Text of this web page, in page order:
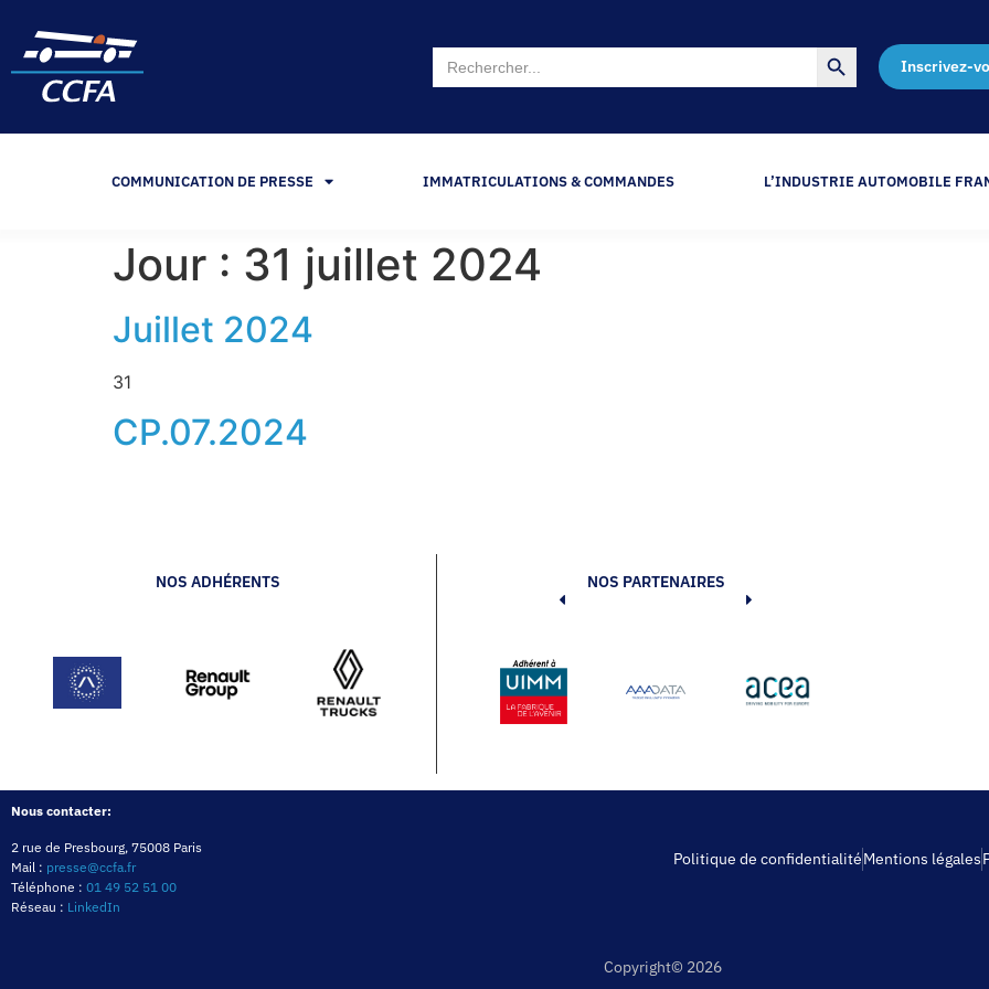
Search
for:
Search Button
Inscrivez-
COMMUNICATION DE PRESSE IMMATRICULATIONS & COMMANDES L’INDUSTRIE AUTOMOBILE
Jour : 31 juillet 2024
Juillet 2024
31
CP.07.2024
NOS ADHÉRENTS NOS PARTENAIRES
Nous contacter:
2 rue de Presbourg, 75008 Paris
Mail : presse@ccfa.fr
Téléphone : 01 49 52 51 00
Réseau : LinkedIn
Politique de confidentialitéMentions légales
Copyright© 2026